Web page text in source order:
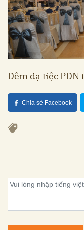
Đêm dạ tiệc PDN
Chia sẻ Facebook